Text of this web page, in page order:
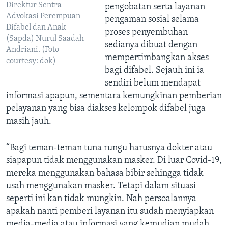
Direktur Sentra
Advokasi Perempuan
Difabel dan Anak
(Sapda) Nurul Saadah
Andriani. (Foto
courtesy: dok)
pengobatan serta layanan
pengaman sosial selama
proses penyembuhan
sedianya dibuat dengan
mempertimbangkan akses
bagi difabel. Sejauh ini ia
sendiri belum mendapat
informasi apapun, sementara kemungkinan pemberian
pelayanan yang bisa diakses kelompok difabel juga
masih jauh.
“Bagi teman-teman tuna rungu harusnya dokter atau
siapapun tidak menggunakan masker. Di luar Covid-19,
mereka menggunakan bahasa bibir sehingga tidak
usah menggunakan masker. Tetapi dalam situasi
seperti ini kan tidak mungkin. Nah persoalannya
apakah nanti pemberi layanan itu sudah menyiapkan